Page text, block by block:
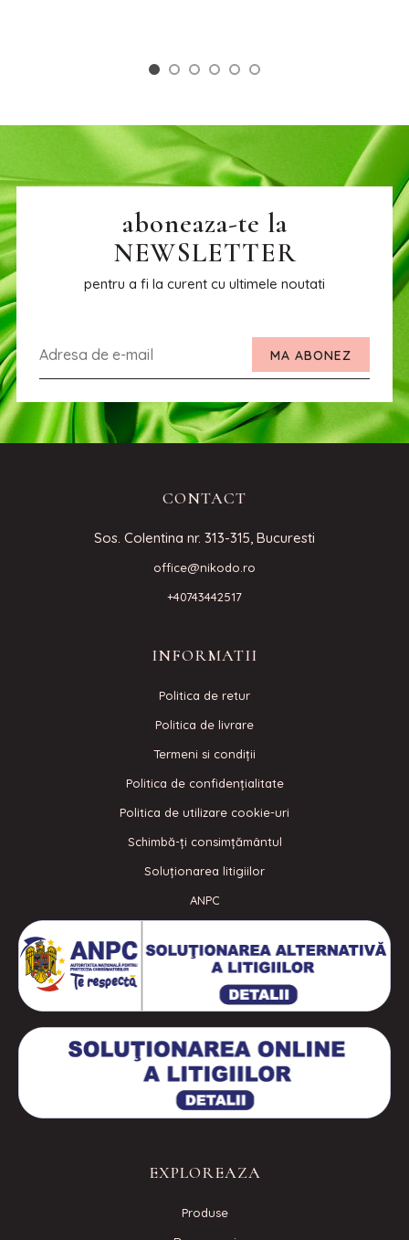
aboneaza-te la
NEWSLETTER
pentru a fi la curent cu ultimele noutati
MA ABONEZ
CONTACT
Sos. Colentina nr. 313-315, Bucuresti
office@nikodo.ro
+40743442517
INFORMATII
Politica de retur
Politica de livrare
Termeni si condiţii
Politica de confidenţialitate
Politica de utilizare cookie-uri
Schimbă-ți consimțământul
Soluționarea litigiilor
ANPC
EXPLOREAZA
Produse